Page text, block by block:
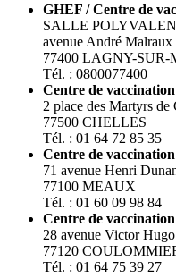
GHEF / Centre de
SALLE
avenue André Malraux
77400 LAGNY-SUR-
Tél. : 0800077400
Centre de
2 place des Martyrs de
77500 CHELLES
Tél. : 01 64 72 85 35
Centre de
71 avenue Henri
77100 MEAUX
Tél. : 01 60 09 98 84
Centre de
28 avenue Victor Hugo
77120
Tél. : 01 64 75 39 27